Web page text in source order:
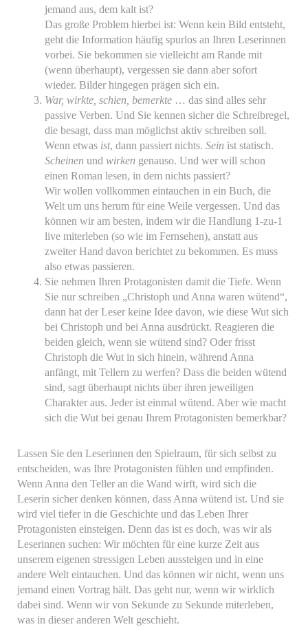
jemand aus, dem kalt ist?
Das große Problem hierbei ist: Wenn kein Bild entsteht,
geht die Information häufig spurlos an Ihren Leserinnen
vorbei. Sie bekommen sie vielleicht am Rande mit
(wenn überhaupt), vergessen sie dann aber sofort
wieder. Bilder hingegen prägen sich ein.
War, wirkte, schien, bemerkte … das sind alles sehr
passive Verben. Und Sie kennen sicher die Schreibregel,
die besagt, dass man möglichst aktiv schreiben soll.
Wenn etwas ist, dann passiert nichts. Sein ist statisch.
Scheinen und wirken genauso. Und wer will schon
einen Roman lesen, in dem nichts passiert?
Wir wollen vollkommen eintauchen in ein Buch, die
Welt um uns herum für eine Weile vergessen. Und das
können wir am besten, indem wir die Handlung 1-zu-1
live miterleben (so wie im Fernsehen), anstatt aus
zweiter Hand davon berichtet zu bekommen. Es muss
also etwas passieren.
Sie nehmen Ihren Protagonisten damit die Tiefe. Wenn
Sie nur schreiben „Christoph und Anna waren wütend“,
dann hat der Leser keine Idee davon, wie diese Wut sich
bei Christoph und bei Anna ausdrückt. Reagieren die
beiden gleich, wenn sie wütend sind? Oder frisst
Christoph die Wut in sich hinein, während Anna
anfängt, mit Tellern zu werfen? Dass die beiden wütend
sind, sagt überhaupt nichts über ihren jeweiligen
Charakter aus. Jeder ist einmal wütend. Aber wie macht
sich die Wut bei genau Ihrem Protagonisten bemerkbar?
Lassen Sie den Leserinnen den Spielraum, für sich selbst zu
entscheiden, was Ihre Protagonisten fühlen und empfinden.
Wenn Anna den Teller an die Wand wirft, wird sich die
Leserin sicher denken können, dass Anna wütend ist. Und sie
wird viel tiefer in die Geschichte und das Leben Ihrer
Protagonisten einsteigen. Denn das ist es doch, was wir als
Leserinnen suchen: Wir möchten für eine kurze Zeit aus
unserem eigenen stressigen Leben aussteigen und in eine
andere Welt eintauchen. Und das können wir nicht, wenn uns
jemand einen Vortrag hält. Das geht nur, wenn wir wirklich
dabei sind. Wenn wir von Sekunde zu Sekunde miterleben,
was in dieser anderen Welt geschieht.